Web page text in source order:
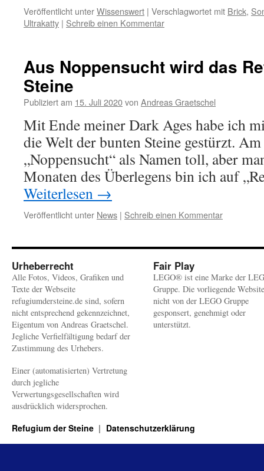
Veröffentlicht unterWissenswert | Verschlagwortet mit Brick,
Ultrakatty | Schreib einen Kommentar
Aus Noppensucht wird das
Steine
Publiziert am 15. Juli 2020von Andreas Graetschel
Mit Ende meiner Dark Ages habe ich
die Welt der bunten Steine gestürzt.
„Noppensucht“ als Namen toll, aber
Monaten des Überlegens bin ich auf
Weiterlesen →
Veröffentlicht unter News | Schreib einen Kommentar
Urheberrecht
Alle Fotos, Videos, Grafiken und
Texte der Webseite
refugiumdersteine.de sind, sofern
nicht entsprechend gekennzeichnet,
Eigentum von Andreas Graetschel.
Jegliche Verfielfältigung bedarf der
Zustimmung des Urhebers.
Einer (automatisierten) Vertretung
durch jegliche
Verwertungsgesellschaften wird
ausdrücklich widersprochen.
Fair Play
LEGO® ist eine Marke der
Gruppe. Die vorliegende
nicht von der LEGO Gruppe
gesponsert, genehmigt oder
unterstützt.
Refugium der Steine Datenschutzerklärung